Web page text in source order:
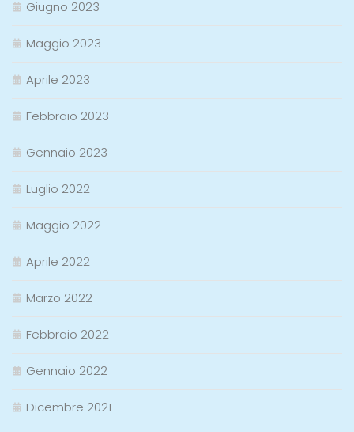
Giugno 2023
Maggio 2023
Aprile 2023
Febbraio 2023
Gennaio 2023
Luglio 2022
Maggio 2022
Aprile 2022
Marzo 2022
Febbraio 2022
Gennaio 2022
Dicembre 2021